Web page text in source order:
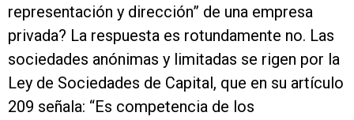
representación y dirección” de una empresa
privada? La respuesta es rotundamente no. Las
sociedades anónimas y limitadas se rigen por la
Ley de Sociedades de Capital, que en su artículo
209 señala: “Es competencia de los